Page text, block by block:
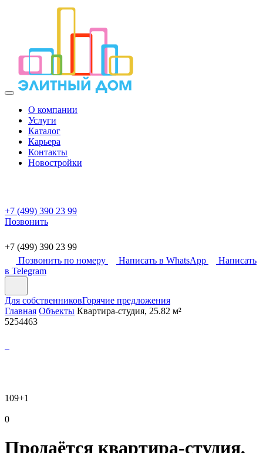
О компании
Услуги
Каталог
Карьера
Контакты
Новостройки
+7 (499) 390 23 99
Позвонить
+7 (499) 390 23 99
Позвонить по номеру
Написать в WhatsApp
Написать
в Telegram
Для собственниковГорячие предложения
Главная Объекты Квартира-студия, 25.82 м²
5254463
109+1
0
Продаётся квартира-студия,